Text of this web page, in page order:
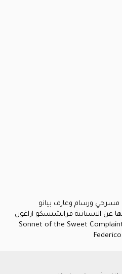
مسرحي ورسام وعازف بيانو
عن الاسبانية فرانشيسكو اراغون
"Sonnet of the Sweet